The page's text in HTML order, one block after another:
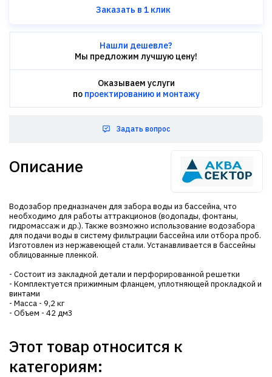
Заказать в 1 клик
Нашли дешевле?
Мы предложим лучшую цену!
Оказываем услуги
по проектированию и монтажу
Задать вопрос
Описание
Водозабор предназначен для забора воды из бассейна, что
необходимо для работы аттракционов (водопады, фонтаны,
гидромассаж и др.). Также возможно использование водозабора
для подачи воды в систему фильтрации бассейна или отбора проб.
Изготовлен из нержавеющей стали. Устанавливается в бассейны
облицованные пленкой.
- Состоит из закладной детали и перфорированной решетки
- Комплектуется прижимным фланцем, уплотняющей прокладкой и
винтами
- Масса - 9,2 кг
- Объем - 42 дм3
Этот товар относится к
категориям: